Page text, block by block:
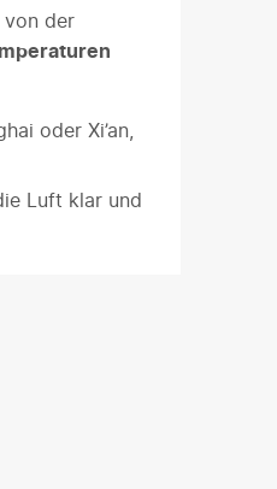
von der
oder Xi’an,
Luft klar und